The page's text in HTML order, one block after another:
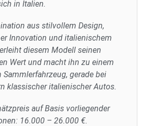
in Italien.
aus stilvollem Design,
Innovation und italienischem
diesem Modell seinen
Wert und macht ihn zu einem
Sammlerfahrzeug, gerade bei
klassischer italienischer Autos.
auf Basis vorliegender
16.000 – 26.000 €.